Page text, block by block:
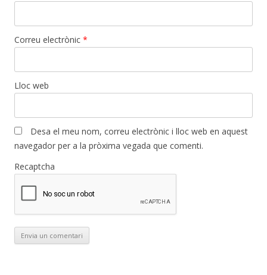
Correu electrònic *
Lloc web
Desa el meu nom, correu electrònic i lloc web en aquest
navegador per a la pròxima vegada que comenti.
Recaptcha